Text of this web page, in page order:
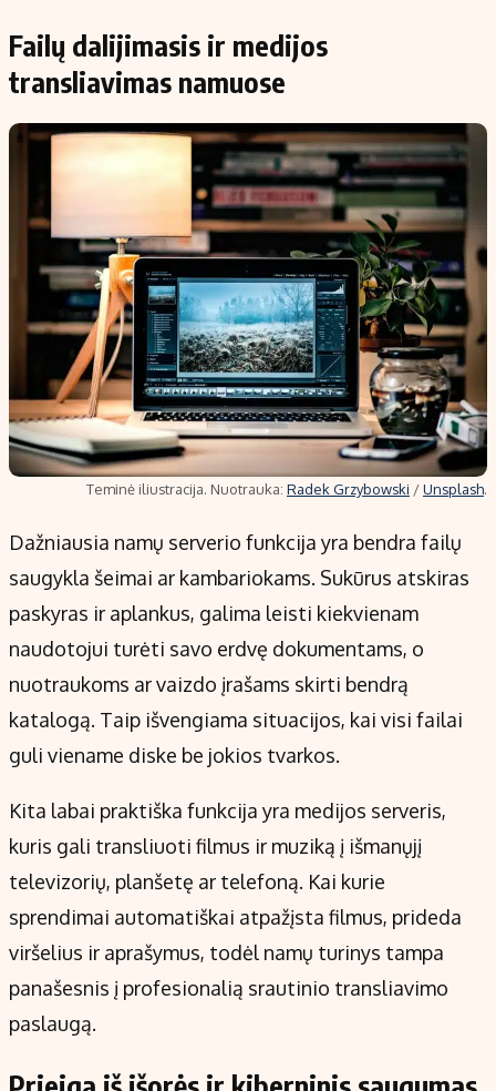
Failų dalijimasis ir medijos
transliavimas namuose
Teminė iliustracija. Nuotrauka: Radek Grzybowski /Unsplash.
Dažniausia namų serverio funkcija yra bendra failų
saugykla šeimai ar kambariokams. Sukūrus atskiras
paskyras ir aplankus, galima leisti kiekvienam
naudotojui turėti savo erdvę dokumentams, o
nuotraukoms ar vaizdo įrašams skirti bendrą
katalogą. Taip išvengiama situacijos, kai visi failai
guli viename diske be jokios tvarkos.
Kita labai praktiška funkcija yra medijos serveris,
kuris gali transliuoti filmus ir muziką į išmanųjį
televizorių, planšetę ar telefoną. Kai kurie
sprendimai automatiškai atpažįsta filmus, prideda
viršelius ir aprašymus, todėl namų turinys tampa
panašesnis į profesionalią srautinio transliavimo
paslaugą.